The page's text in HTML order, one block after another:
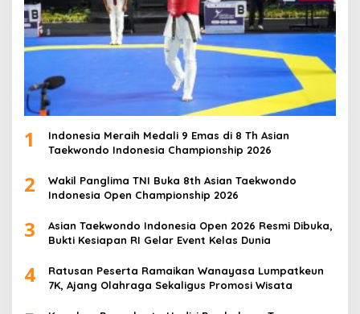
1
Indonesia Meraih Medali 9 Emas di 8 Th Asian
Taekwondo Indonesia Championship 2026
2
Wakil Panglima TNI Buka 8th Asian Taekwondo
Indonesia Open Championship 2026
3
Asian Taekwondo Indonesia Open 2026 Resmi Dibuka,
Bukti Kesiapan RI Gelar Event Kelas Dunia
4
Ratusan Peserta Ramaikan Wanayasa Lumpatkeun
7K, Ajang Olahraga Sekaligus Promosi Wisata